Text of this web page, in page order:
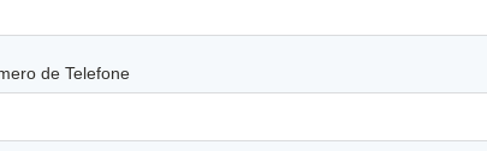
de Telefone